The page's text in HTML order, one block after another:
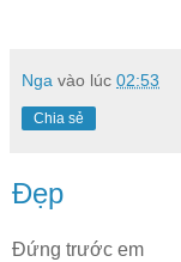
Nga vào lúc 02:53
Chia sẻ
Đẹp
Đứng trước em